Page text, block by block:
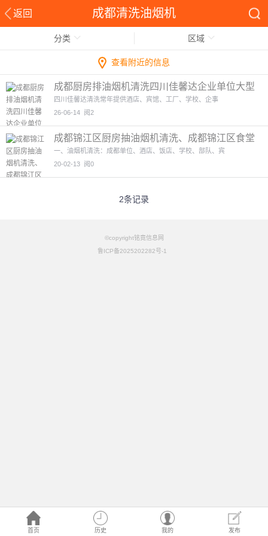
返回 成都清洗油烟机
首页 历史 我的 发布
分类 区域
查看附近的信息
成都厨房排油烟机清洗四川佳馨达企业单位大型
油烟管道清洗4图
四川佳馨达清洗常年提供酒店、宾馆、工厂、学校、企事
26-06-14 阅2
成都锦江区厨房抽油烟机清洗、成都锦江区食堂
油烟管道清洗4图
一、油烟机清洗：成都单位、酒店、饭店、学校、部队、宾
20-02-13 阅0
2条记录
©copyright铭竟信息网
鲁ICP备2025202282号-1